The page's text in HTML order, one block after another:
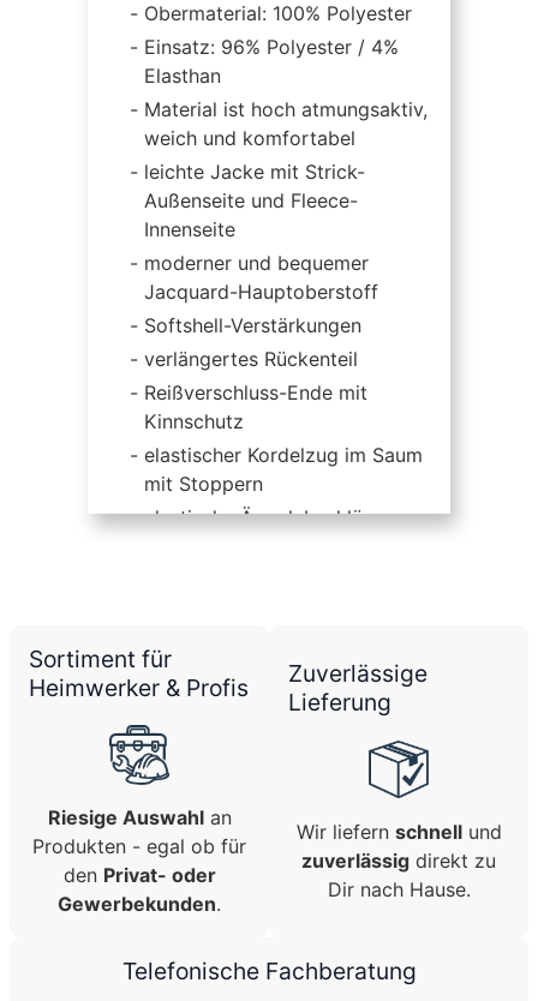
Obermaterial: 100% Polyester
Einsatz: 96% Polyester / 4%
Elasthan
Material ist hoch atmungsaktiv,
weich und komfortabel
leichte Jacke mit Strick-
Außenseite und Fleece-
Innenseite
moderner und bequemer
Jacquard-Hauptoberstoff
Softshell-Verstärkungen
verlängertes Rückenteil
Reißverschluss-Ende mit
Kinnschutz
elastischer Kordelzug im Saum
mit Stoppern
elastische Ärmelabschlüsse
Sortiment für
Heimwerker & Profis
Riesige Auswahlan
Produkten - egal ob für
den Privat- oder
Gewerbekunden.
Zuverlässige
Lieferung
Wir liefern schnellund
zuverlässig direkt zu
Dir nach Hause.
Telefonische Fachberatung